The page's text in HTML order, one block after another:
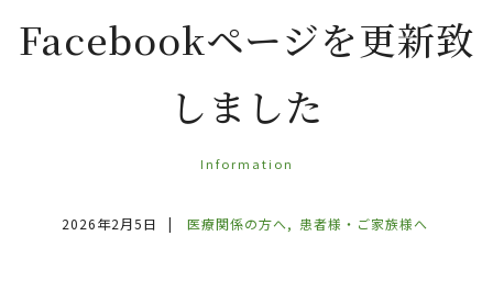
Facebookページを更新致
しま した
Information
2026年2月5日 | 医療関係の方へ 患者様・ご家族様へ